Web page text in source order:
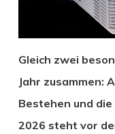
Gleich zwei
Jahr zusammen:
Bestehen und
2026 steht vor